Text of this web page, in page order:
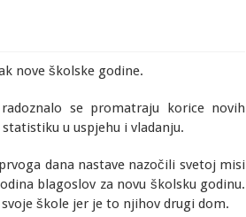
nove školske godine.
se promatraju korice novih
u uspjehu i vladanju.
dana nastave nazočili svetoj misi
blagoslov za novu školsku godinu.
škole jer je to njihov drugi dom.